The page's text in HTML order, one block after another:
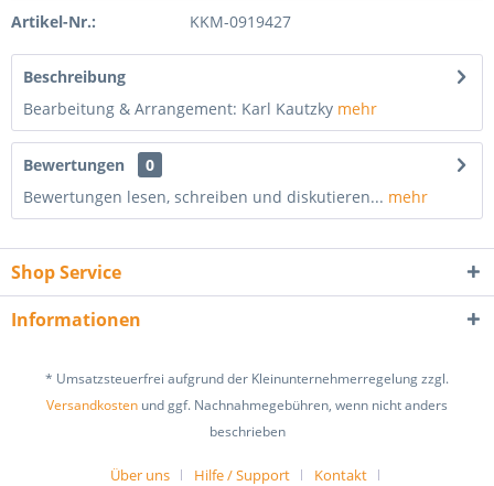
Artikel-Nr.: KKM-0919427
Beschreibung
Bearbeitung & Arrangement: Karl Kautzky mehr
Bewertungen
0
Bewertungen lesen, schreiben und diskutieren... mehr
Shop Service
Informationen
* Umsatzsteuerfrei aufgrund der Kleinunternehmerregelung zzgl.
Versandkosten und ggf. Nachnahmegebühren, wenn nicht anders
beschrieben
Über uns Hilfe / Support Kontakt